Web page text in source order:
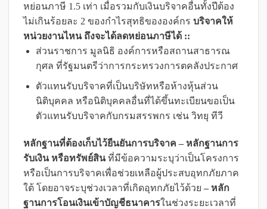
หย่อนภาษี 1.5 เท่า เมื่อรวมกับเงินบริจาคอื่นทั้งปีต้อง
ไม่เกินร้อยละ 2 ของกำไรสุทธิขององค์กร บริจาคให้
หน่วยงานไหน ถึงจะได้ลดหย่อนภาษีได้ ::
ส่วนราชการ มูลนิธิ องค์การหรือสถานสาธารณ
กุศล ที่รัฐมนตรีว่าการกระทรวงการตคลังประกาศ
ตัวแทนรับบริจาคที่เป็นบริษัทหรือห้างหุ้นส่วน
นิติบุคคล หรือนิติบุคคลอื่นที่ได้ขึ้นทะเบียนขอเป็น
ตัวแทนรับบริจาคกับกรมสรรพกร เช่น วิทยุ ทีวี
หลักฐานที่ต้องเก็บไว้ยืนยันการบริจาค – หลักฐานการ
รับเงิน หรือทรัพย์สินที่มีข้อความระบุว่าเป็นโครงการ
หรือเป็นการบริจาคเพื่อช่วยเหลือผู้ประสบอุทกภัยภาค
ใต้ โดยอาจระบุช่วงเวลาที่เกิดอุทกภัยไว้ด้วย – หลัก
ฐานการโอนเงินเข้าบัญชีธนาคารในช่วงระยะเวลาที่